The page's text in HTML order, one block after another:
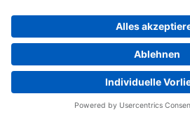
Home Impressum Privacy
Whistleblowing
Yaskawa Europe GmbH